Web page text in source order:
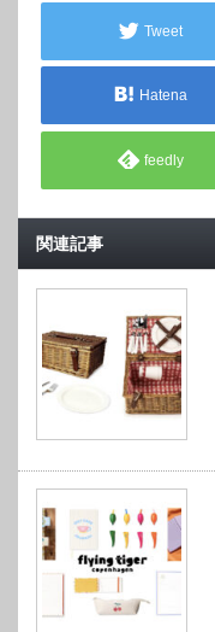
Tweet
Hatena
feedly
関連記事